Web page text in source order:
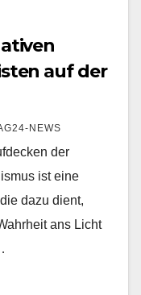
auf der
NEWS
der
ist eine
dazu dient,
ans Licht